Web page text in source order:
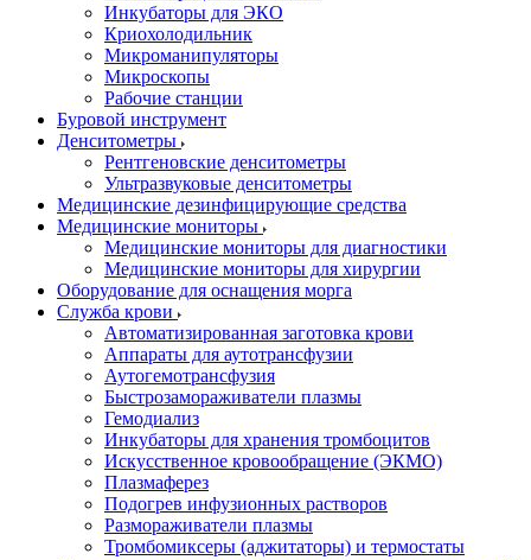
Инкубаторы для ЭКО
Криохолодильник
Микроманипуляторы
Микроскопы
Рабочие станции
Буровой инструмент
Денситометры
Рентгеновские денситометры
Ультразвуковые денситометры
Медицинские дезинфицирующие средства
Медицинские мониторы
Медицинские мониторы для диагностики
Медицинские мониторы для хирургии
Оборудование для оснащения морга
Служба крови
Автоматизированная заготовка крови
Аппараты для аутотрансфузии
Аутогемотрансфузия
Быстрозамораживатели плазмы
Гемодиализ
Инкубаторы для хранения тромбоцитов
Искусственное кровообращение (ЭКМО)
Плазмаферез
Подогрев инфузионных растворов
Размораживатели плазмы
Тромбомиксеры (аджитаторы) и термостаты